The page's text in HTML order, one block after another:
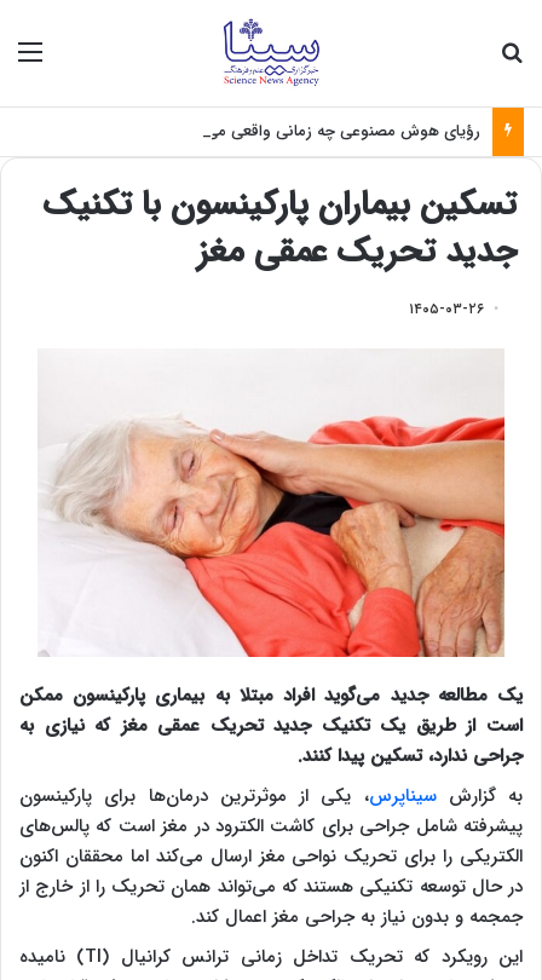
رؤیای هوش مصنوعی چه زمانی واقعی می‌شود؟
تسکین بیماران پارکینسون با تکنیک
جدید تحریک عمقی مغز
۱۴۰۵-۰۳-۲۶
یک مطالعه جدید می‌گوید افراد مبتلا به بیماری پارکینسون ممکن
است از طریق یک تکنیک جدید تحریک عمقی مغز که نیازی به
جراحی ندارد، تسکین پیدا کنند.
به گزارشسیناپرس، یکی از موثرترین درمان‌ها برای پارکینسون
پیشرفته شامل جراحی برای کاشت الکترود در مغز است که پالس‌های
الکتریکی را برای تحریک نواحی مغز ارسال می‌کند اما محققان اکنون
در حال توسعه تکنیکی هستند که می‌تواند همان تحریک را از خارج از
جمجمه و بدون نیاز به جراحی مغز اعمال کند.
این رویکرد که تحریک تداخل زمانی ترانس کرانیال (TI) نامیده